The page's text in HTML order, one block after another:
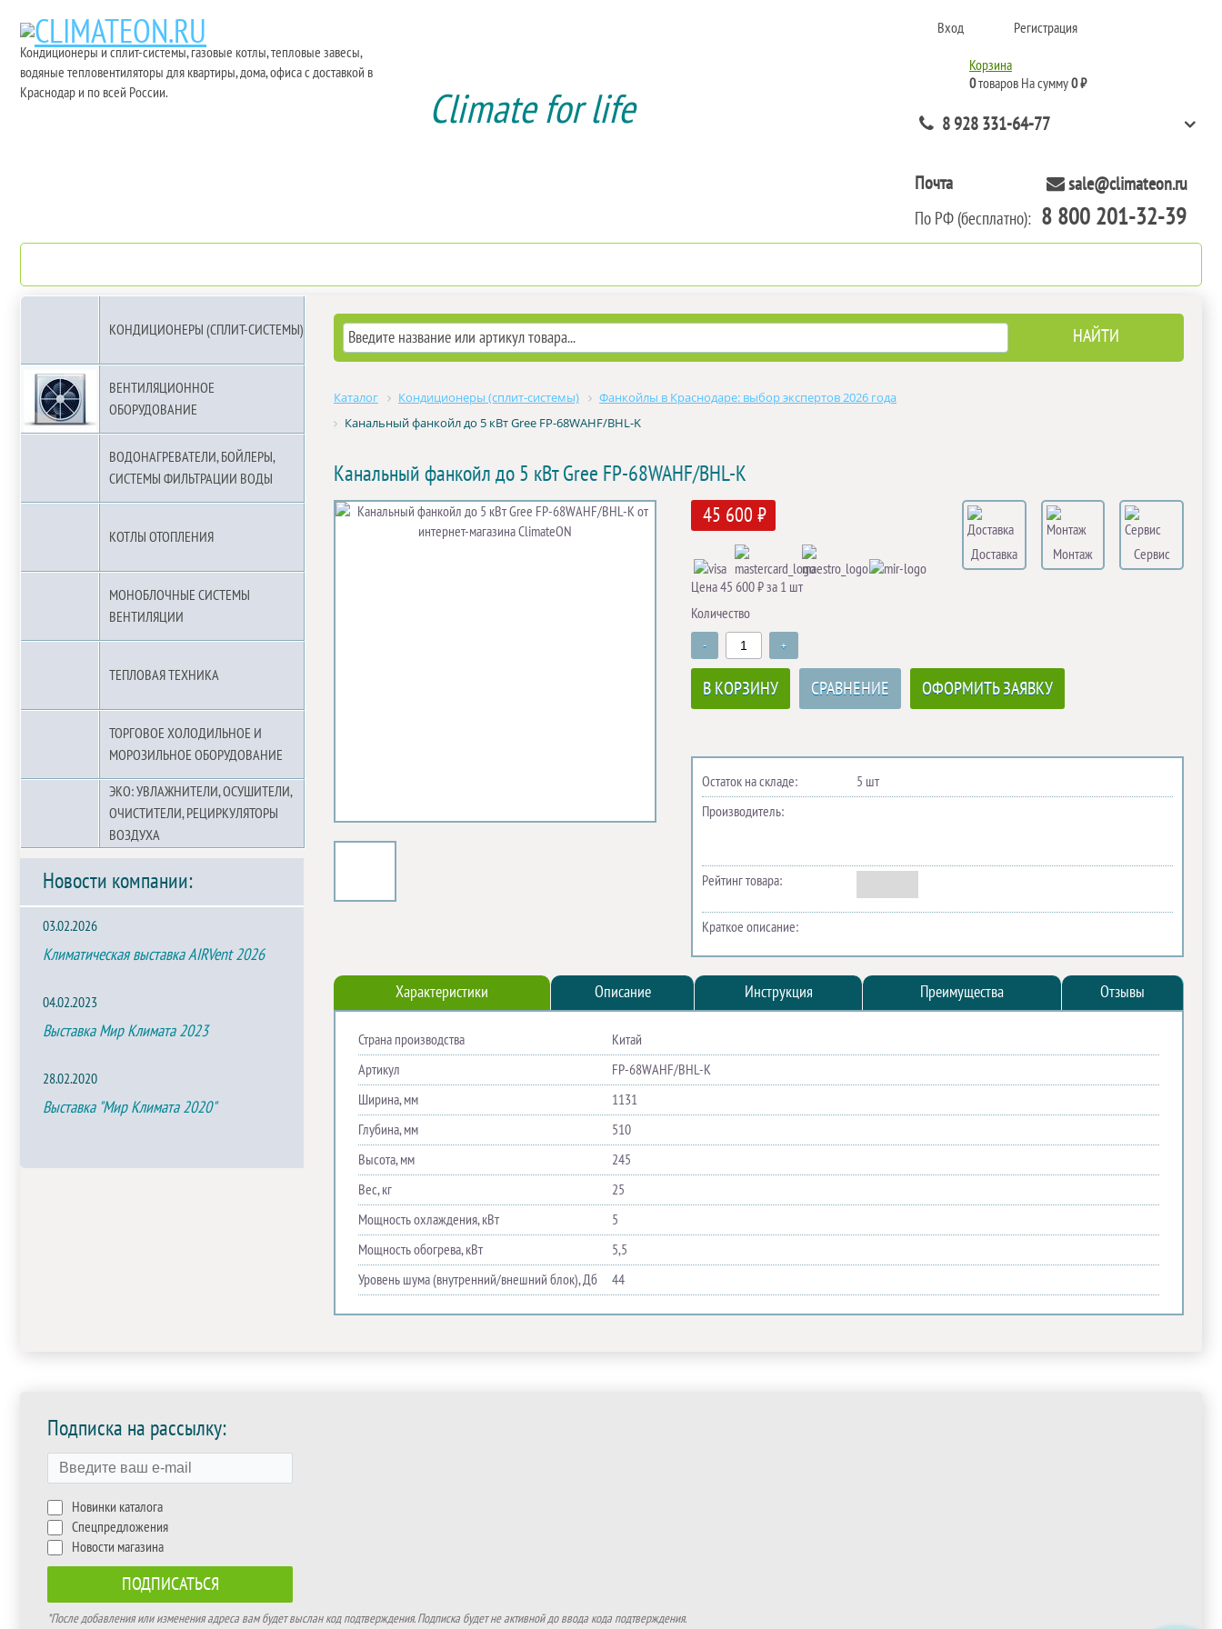
Кондиционеры и сплит-системы, газовые котлы, тепловые завесы,
водяные тепловентиляторы для квартиры, дома, офиса с доставкой в
Краснодар и по всей России.
Climate for life
Вход Регистрация
Корзина
0товаров На сумму0 ₽
8 928 331-64-77
Почта sale@climateon.ru
По РФ (бесплатно): 8 800 201-32-39
КОНДИЦИОНЕРЫ (СПЛИТ-СИСТЕМЫ)
ВЕНТИЛЯЦИОННОЕ
ОБОРУДОВАНИЕ
ВОДОНАГРЕВАТЕЛИ, БОЙЛЕРЫ,
СИСТЕМЫ ФИЛЬТРАЦИИ ВОДЫ
КОТЛЫ ОТОПЛЕНИЯ
МОНОБЛОЧНЫЕ СИСТЕМЫ
ВЕНТИЛЯЦИИ
ТЕПЛОВАЯ ТЕХНИКА
ТОРГОВОЕ ХОЛОДИЛЬНОЕ И
МОРОЗИЛЬНОЕ ОБОРУДОВАНИЕ
ЭКО: УВЛАЖНИТЕЛИ, ОСУШИТЕЛИ,
ОЧИСТИТЕЛИ, РЕЦИРКУЛЯТОРЫ
ВОЗДУХА
Новости компании:
03.02.2026
Климатическая выставка AIRVent 2026
04.02.2023
Выставка Мир Климата 2023
28.02.2020
Выставка "Мир Климата 2020"
Каталог Кондиционеры (сплит-системы)
Фанкойлы в Краснодаре: выбор экспертов 2026 года
Канальный фанкойл до 5 кВт Gree FP-68WAHF/BHL-K
Канальный фанкойл до 5 кВт Gree FP-68WAHF/BHL-K
45 600 ₽
Доставка Монтаж
Сервис
Цена 45 600 ₽ за 1 шт
Количество
- +
В КОРЗИНУ СРАВНЕНИЕ ОФОРМИТЬ ЗАЯВКУ
Остаток на складе:
5 шт
Производитель:
Рейтинг товара:
Краткое описание:
Характеристики Описание Инструкция Преимущества Отзывы
Страна производства
Китай
Артикул
FP-68WAHF/BHL-K
Ширина, мм
1131
Глубина, мм
510
Высота, мм
245
Вес, кг
25
Мощность охлаждения, кВт
5
Мощность обогрева, кВт
5,5
Уровень шума (внутренний/внешний блок), Дб
44
Подписка на рассылку:
Новинки каталога
Спецпредложения
Новости магазина
*После добавления или изменения адреса вам будет выслан код подтверждения. Подписка будет не активной до ввода кода подтверждения.